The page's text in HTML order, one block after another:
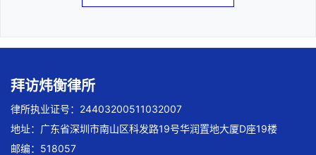
拜访炜衡律所
律所执业证号：24403200511032007
地址：广东省深圳市南山区科发路19号华润置地大厦D座19楼
邮编：518057